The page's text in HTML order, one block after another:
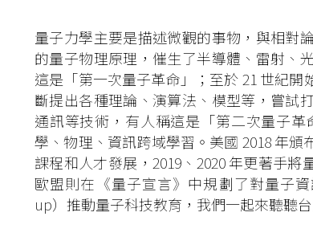
量子力學主要是描述微觀的事物，與相對
的量子物理原理，催生了半導體、雷射、
這是「第一次量子革命」；至於 21 世紀
斷提出各種理論、演算法、模型等，嘗試
通訊等技術，有人稱這是「第二次量子
學、物理、資訊跨域學習。美國 2018 年
課程和人才發展，2019、2020 年更著手將
歐盟則在《量子宣言》中規劃了對量子
up）推動量子科技教育，我們一起來聽聽